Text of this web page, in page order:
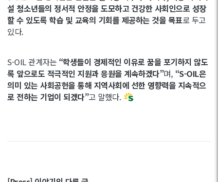
설 청소년들의 정서적 안정을 도모하고 건강한 사회인으로 성장
할 수 있도록 학습 및 교육의 기회를 제공하는 것을 목표로 두고
있다.
S-OIL 관계자는 “학생들이 경제적인 이유로 꿈을 포기하지 않도
록 앞으로도 적극적인 지원과 응원을 계속하겠다”며, “S-OIL은
의미 있는 사회공헌을 통해 지역사회에 선한 영향력을 지속적으
로 전하는 기업이 되겠다”고 말했다.